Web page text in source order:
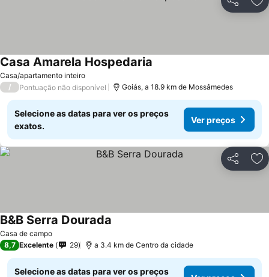
Partilhar
Casa/apartamento inteiro
Casa Amarela Hospedaria
/ Pontuação não disponível Goiás, a 18.9 km de Mossâmedes
Selecione as datas para ver os preços
exatos.
Ver preços
Partilhar
Casa de campo
B&B Serra Dourada
8,7 Excelente 29 a 3.4 km de Centro da cidade
Selecione as datas para ver os preços